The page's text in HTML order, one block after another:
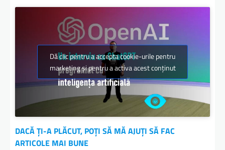
Dă clic pentru a accepta cookie-urile pentru
marketing și pentru a activa acest conținut
DACĂ ȚI-A PLĂCUT, POȚI SĂ MĂ AJUȚI SĂ FAC
ARTICOLE MAI BUNE